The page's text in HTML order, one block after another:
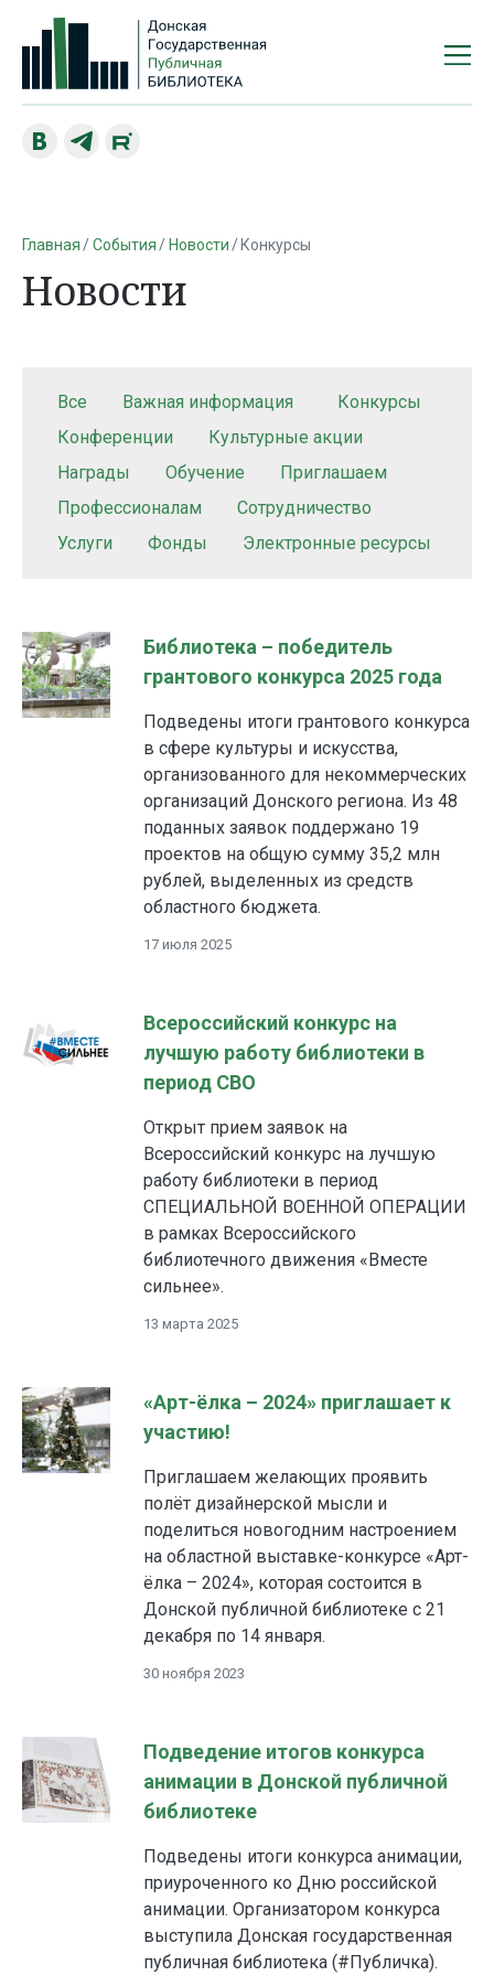
Главная События Новости Конкурсы
Новости
Все Важная информация
Конкурсы
Конференции
Культурные акции
Награды
Обучение
Приглашаем
Профессионалам
Сотрудничество
Услуги
Фонды Электронные ресурсы
Библиотека – победитель
грантового конкурса 2025 года
Подведены итоги грантового конкурса
в сфере культуры и искусства,
организованного для некоммерческих
организаций Донского региона. Из 48
поданных заявок поддержано 19
проектов на общую сумму 35,2 млн
рублей, выделенных из средств
областного бюджета.
17 июля 2025
Всероссийский конкурс на
лучшую работу библиотеки в
период СВО
Открыт прием заявок на
Всероссийский конкурс на лучшую
работу библиотеки в период
СПЕЦИАЛЬНОЙ ВОЕННОЙ ОПЕРАЦИИ
в рамках Всероссийского
библиотечного движения «Вместе
сильнее».
13 марта 2025
«Арт-ёлка – 2024» приглашает к
участию!
Приглашаем желающих проявить
полёт дизайнерской мысли и
поделиться новогодним настроением
на областной выставке-конкурсе «Арт-
ёлка – 2024», которая состоится в
Донской публичной библиотеке с 21
декабря по 14 января.
30 ноября 2023
Подведение итогов конкурса
анимации в Донской публичной
библиотеке
Подведены итоги конкурса анимации,
приуроченного ко Дню российской
анимации. Организатором конкурса
выступила Донская государственная
публичная библиотека (#Публичка).